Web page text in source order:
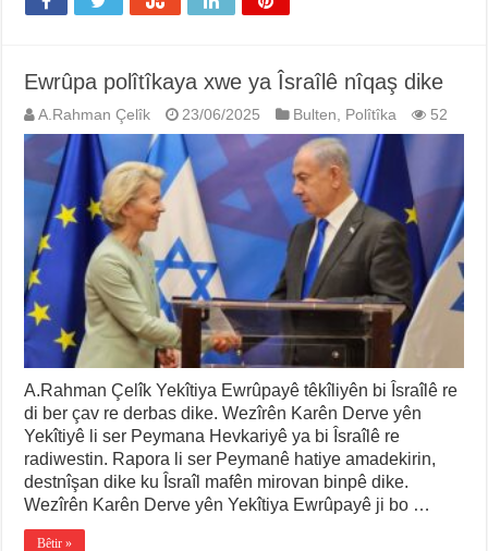
Ewrûpa polîtîkaya xwe ya Îsraîlê nîqaş dike
A.Rahman Çelîk 23/06/2025 Bulten Polîtîka 52
A.Rahman Çelîk Yekîtiya Ewrûpayê têkîliyên bi Îsraîlê re
di ber çav re derbas dike. Wezîrên Karên Derve yên
Yekîtiyê li ser Peymana Hevkariyê ya bi Îsraîlê re
radiwestin. Rapora li ser Peymanê hatiye amadekirin,
destnîşan dike ku Îsraîl mafên mirovan binpê dike.
Wezîrên Karên Derve yên Yekîtiya Ewrûpayê ji bo …
Bêtir »